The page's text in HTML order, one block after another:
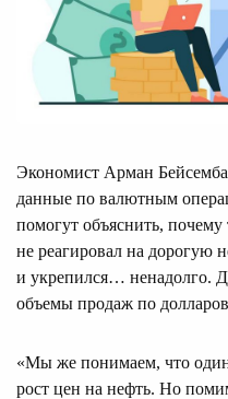
Экономист Арман
данные по валютным
помогут объяснить, почему
не реагировал на дорогую
и укрепился… ненадолго.
объемы продаж по
«Мы же понимаем, что
рост цен на нефть. Но